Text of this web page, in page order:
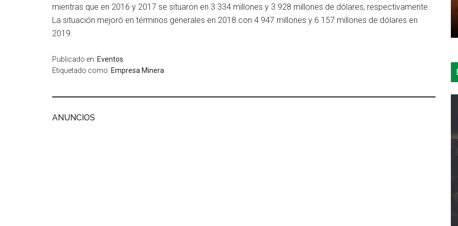
mientras que en 2016 y 2017 se situaron en 3 334 millones y 3 928 millones de dólares, respectivamente.
La situación mejoró en términos generales en 2018 con 4 947 millones y 6 157 millones de dólares en
2019.
Publicado en: Eventos
Etiquetado como: Empresa Minera
ANUNCIOS